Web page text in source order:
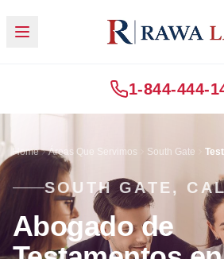
1-844-444-
Home Áreas Que Servimos South Gate
SOUTH GATE,
Abogado de